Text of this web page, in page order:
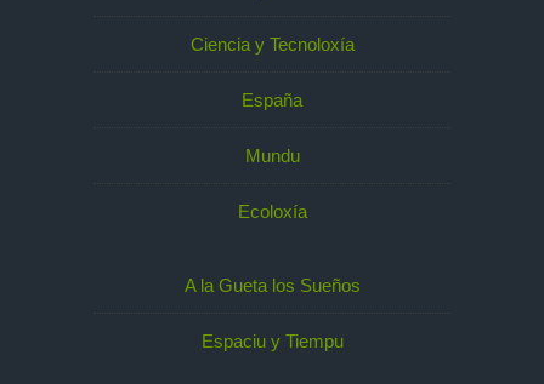
Ciencia y Tecnoloxía
España
Mundu
Ecoloxía
A la Gueta los Sueños
Espaciu y Tiempu